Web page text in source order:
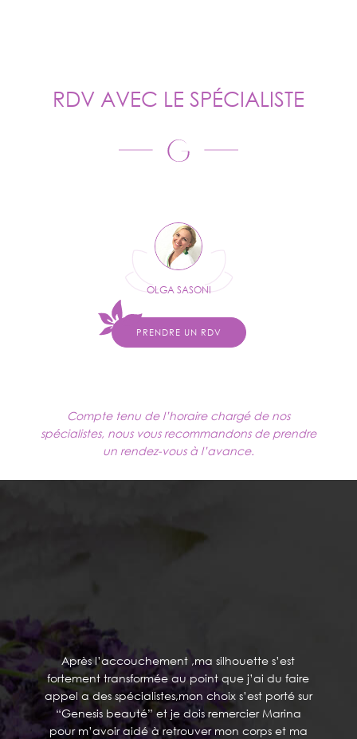
RDV AVEC LE SPÉCIALISTE
OLGA SASONI
PRENDRE UN RDV
Compte tenu de l’horaire chargé de nos
spécialistes, nous vous recommandons de prendre
un rendez-vous à l’avance.
Après l’accouchement ,ma silhouette s’est
fortement transformée au point que j’ai du faire
appel a des spécialistes,mon choix s’est porté sur
“Genesis beauté” et je dois remercier Marina
pour m’avoir aidé à retrouver mon corps et ma